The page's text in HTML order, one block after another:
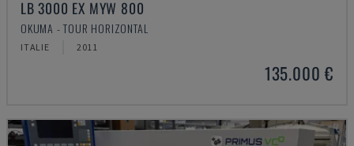
LB 3000 EX MYW 800
OKUMA - TOUR HORIZONTAL
ITALIE 2011
135.000 €